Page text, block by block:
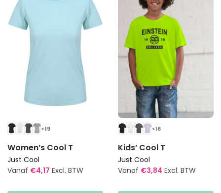
optie
kan
gekozen
productpagina
gekozen
worden
productpagina
+19
Women’s Cool T
Just Cool
Vanaf €4,17 Excl. BTW
+16
Kids’ Cool T
Just Cool
Vanaf €3,84 Excl. BTW